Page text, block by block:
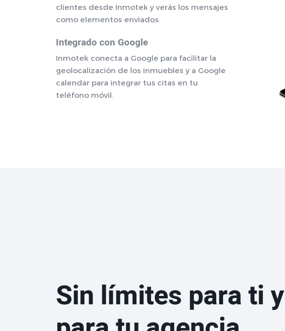
clientes desde Inmotek y verás los mensajes
como elementos enviados.
Integrado con Google
Inmotek conecta a Google para facilitar la
geolocalización de los inmuebles y a Google
calendar para integrar tus citas en tu
teléfono móvil.
Sin límites para ti y